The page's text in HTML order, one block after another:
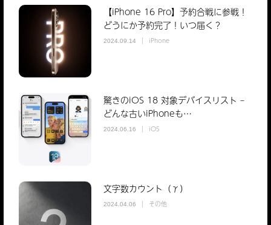
【iPhone 16 Pro】予約合戦に参戦！
どうにか予約完了！いつ届く？
2024.09.14 iPhone
驚きのiOS 18 対象デバイスリスト –
どんな古いiPhoneも…
2024.06.16 iOS
文字数カウント（γ）
2024.04.06 その他